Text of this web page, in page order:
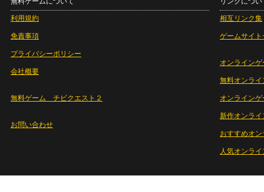
利用規約
免責事項
プライバシーポリシー
会社概要
無料ゲーム チビクエスト２
お問い合わせ
相互リンク集
ゲームサイト
オンラインゲ
無料オンライ
オンライン
新作オンライ
おすすめオ
人気オンラ